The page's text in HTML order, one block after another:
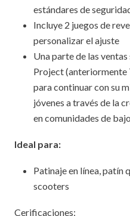
estándares de
Incluye 2 juegos de
personalizar el ajuste
Una parte de las
Project (anteriormente
para continuar con su
jóvenes a través de la
en comunidades de
Ideal para:
Patinaje en línea, patín
scooters
Cerificaciones: